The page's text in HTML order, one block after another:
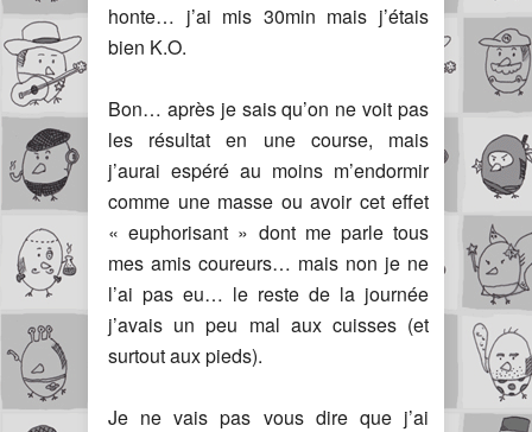
honte… j’ai mis 30min mais j’étais
bien K.O.
Bon… après je sais qu’on ne voit pas
les résultat en une course, mais
j’aurai espéré au moins m’endormir
comme une masse ou avoir cet effet
« euphorisant » dont me parle tous
mes amis coureurs… mais non je ne
l’ai pas eu… le reste de la journée
j’avais un peu mal aux cuisses (et
surtout aux pieds).
Je ne vais pas vous dire que j’ai